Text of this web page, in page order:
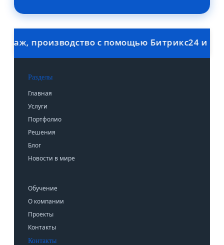
производство с помощью Битрикс24 и 1С.
Разделы
Главная
Услуги
Портфолио
Решения
Блог
Новости в мире
Обучение
О компании
Проекты
Контакты
Контакты